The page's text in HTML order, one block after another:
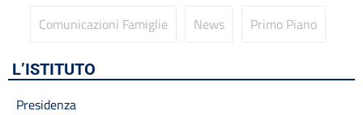
Galleria
Incarichi amministrativi di vertice
Incarichi conferiti e autorizzati ai dipendenti
Inclusione e BES
Comunicazioni Famiglie News Primo Piano
L’ISTITUTO
Presidenza